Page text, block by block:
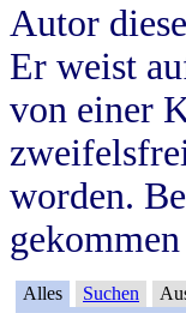
Autor
Er weist
von einer
worden.
Alles Suchen